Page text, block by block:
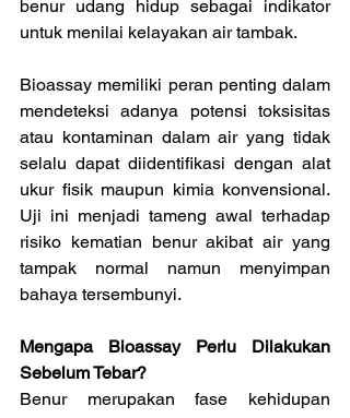
benur udang hidup sebagai indikator
untuk menilai kelayakan air tambak.
Bioassay memiliki peran penting dalam
mendeteksi adanya potensi toksisitas
atau kontaminan dalam air yang tidak
selalu dapat diidentifikasi dengan alat
ukur fisik maupun kimia konvensional.
Uji ini menjadi tameng awal terhadap
risiko kematian benur akibat air yang
tampak normal namun menyimpan
bahaya tersembunyi.
Mengapa Bioassay Perlu Dilakukan
Sebelum Tebar?
Benur merupakan fase kehidupan